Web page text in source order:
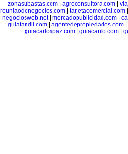
zonasubastas.com
agroconsultora.com
reuniaodenegocios.com| tarjetacomercial.com
negociosweb.net| mercadopublicidad.com
guiatandil.com| agentedepropiedades.com|
guiacarlospaz.com| guiacarilo.com|